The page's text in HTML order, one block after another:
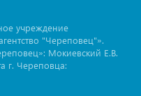
учреждение
"Череповец"».
Мокиевский Е.В.
г. Череповца: